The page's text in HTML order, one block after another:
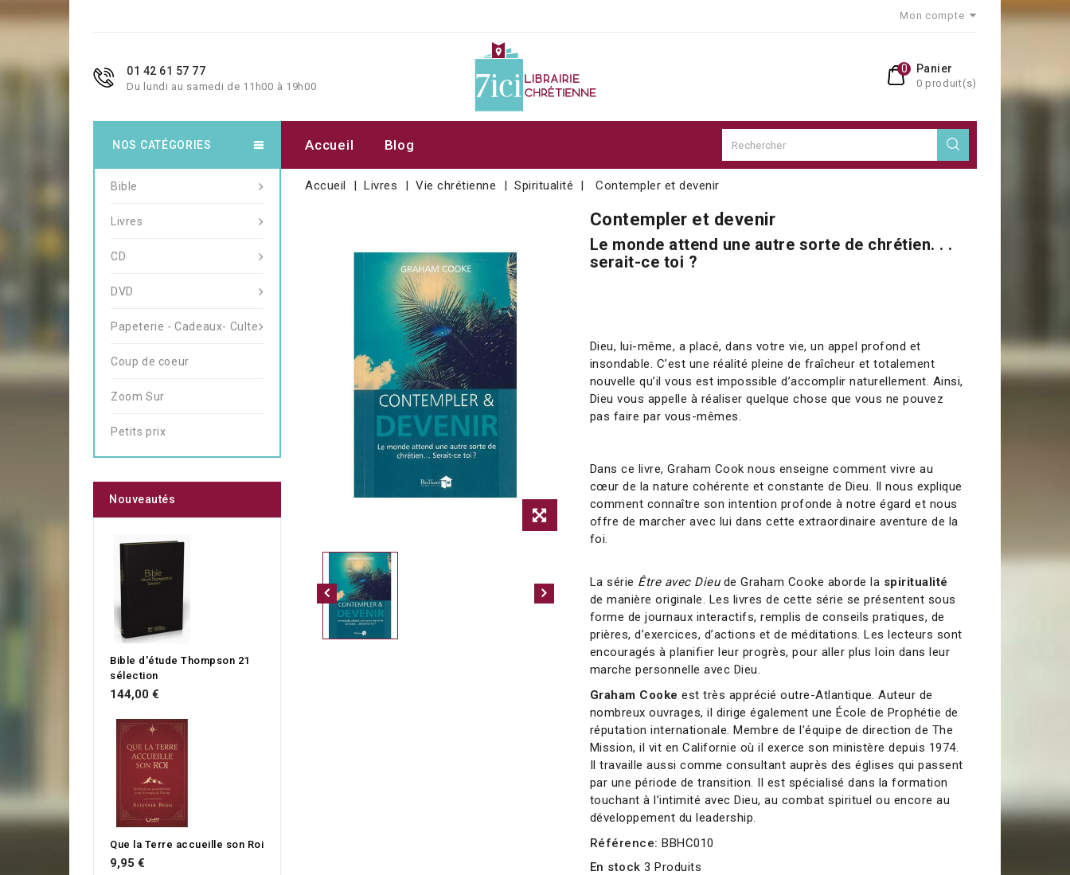
Mon compte
01 42 61 57 77
Du lundi au samedi de 11h00 à 19h00
Panier
0 produit(s)
0
Accueil Blog
Accueil Livres Vie chrétienne Spiritualité Contempler et devenir
Contempler et devenir
Le monde attend une autre sorte de chrétien. . .
serait-ce toi ?
Dieu, lui-même, a placé, dans votre vie, un appel profond et
insondable. C’est une réalité pleine de fraîcheur et totalement
nouvelle qu’il vous est impossible d’accomplir naturellement. Ainsi,
Dieu vous appelle à réaliser quelque chose que vous ne pouvez
pas faire par vous-mêmes.
Dans ce livre, Graham Cook nous enseigne comment vivre au
cœur de la nature cohérente et constante de Dieu. Il nous explique
comment connaître son intention profonde à notre égard et nous
offre de marcher avec lui dans cette extraordinaire aventure de la
foi.
La série Être avec Dieude Graham Cooke aborde la spiritualité
de manière originale. Les livres de cette série se présentent sous
forme de journaux interactifs, remplis de conseils pratiques, de
prières, d’exercices, d’actions et de méditations. Les lecteurs sont
encouragés à planifier leur progrès, pour aller plus loin dans leur
marche personnelle avec Dieu.
Graham Cooke est très apprécié outre-Atlantique. Auteur de
nombreux ouvrages, il dirige également une École de Prophétie de
réputation internationale. Membre de l’équipe de direction de The
Mission, il vit en Californie où il exerce son ministère depuis 1974.
Il travaille aussi comme consultant auprès des églises qui passent
par une période de transition. Il est spécialisé dans la formation
touchant à l’intimité avec Dieu, au combat spirituel ou encore au
développement du leadership.
Référence: BBHC010
En stock 3 Produits
NOS CATÉGORIES
Bible
Livres
CD
DVD
Papeterie - Cadeaux- Culte
Coup de coeur
Zoom Sur
Petits prix
Nouveautés
Bible d'étude Thompson 21
sélection
144,00 €
Que la Terre accueille son Roi
9,95 €